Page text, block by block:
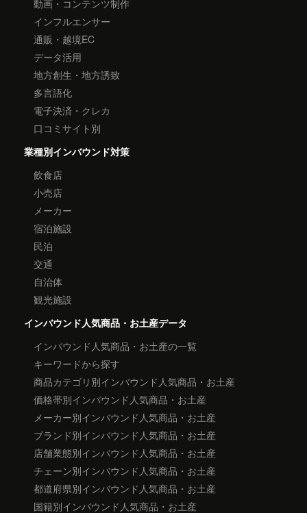
動画・コンテンツ制作
インフルエンサー
通販・越境EC
データ活用
地方創生・地方誘致
多言語化
電子決済・クレカ
口コミサイト別
業種別インバウンド対策
飲食店
小売店
メーカー
宿泊施設
民泊
交通
自治体
観光施設
インバウンド人気商品・お土産データ
インバウンド人気商品・お土産の一覧
キーワードから探す
商品カテゴリ別インバウンド人気商品・お土産
価格帯別インバウンド人気商品・お土産
メーカー別インバウンド人気商品・お土産
ブランド別インバウンド人気商品・お土産
店舗業態別インバウンド人気商品・お土産
チェーン別インバウンド人気商品・お土産
都道府県別インバウンド人気商品・お土産
国籍別インバウンド人気商品・お土産